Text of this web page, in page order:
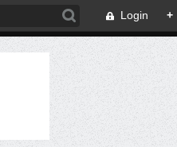
Login +